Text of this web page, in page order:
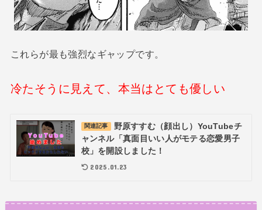
これらが最も強烈なギャップです。
冷たそうに見えて、本当はとても優しい
関連記事
野原すすむ（顔出し）YouTubeチ
ャンネル「真面目いい人がモテる恋愛男子
校」を開設しました！
2025.01.23